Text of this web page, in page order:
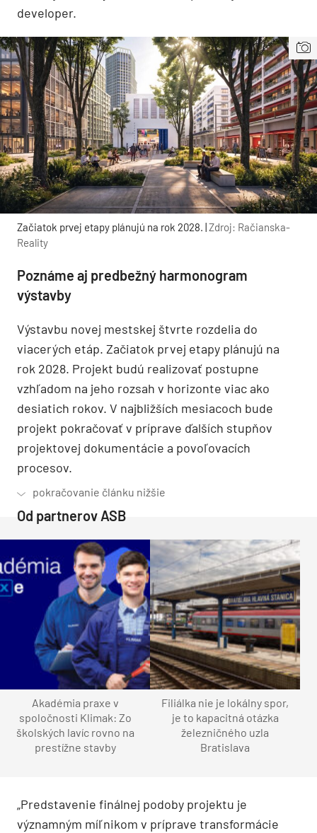
developer.
Začiatok prvej etapy plánujú na rok 2028. |Zdroj: Račianska-
Reality
Poznáme aj predbežný harmonogram
výstavby
Výstavbu novej mestskej štvrte rozdelia do
viacerých etáp. Začiatok prvej etapy plánujú na
rok 2028. Projekt budú realizovať postupne
vzhľadom na jeho rozsah v horizonte viac ako
desiatich rokov. V najbližších mesiacoch bude
projekt pokračovať v príprave ďalších stupňov
projektovej dokumentácie a povoľovacích
procesov.
Od partnerov ASB
Akadémia praxe v
spoločnosti Klimak: Zo
školských lavíc rovno na
prestížne stavby
Filiálka nie je lokálny spor,
je to kapacitná otázka
železničného uzla
Bratislava
„Predstavenie finálnej podoby projektu je
významným míľnikom v príprave transformácie